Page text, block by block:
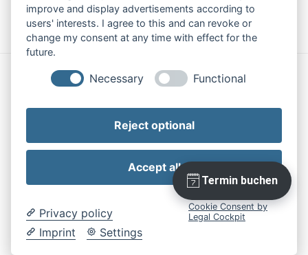
Stolz präsentiert von WordPress
improve and display advertisements according to
users' interests. I agree to this and can revoke or
change my consent at any time with effect for the
future.
Necessary Functional
Reject optional
Accept all
Privacy policy
Imprint
Settings
Cookie Consent by
Legal Cockpit